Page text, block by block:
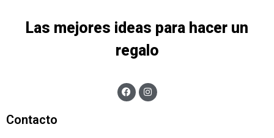
Las mejores ideas para hacer un
regalo
Contacto